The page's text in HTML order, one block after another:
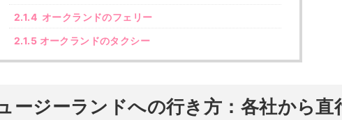
2.1.4 オークランドのフェリー
2.1.5 オークランドのタクシー
ージーランドへの行き方：各社から直